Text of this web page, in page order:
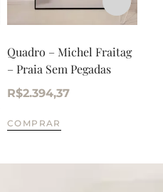
Quadro – Michel Fraitag
– Praia Sem Pegadas
R$2.394,37
COMPRAR